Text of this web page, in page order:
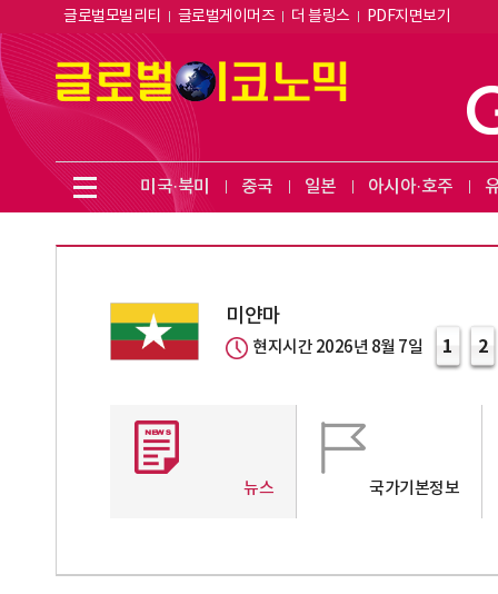
글로벌모빌리티 글로벌게이머즈 더 블링스 PDF지면보기
미국·북미 중국 일본 아시아·호주
미얀마
현지시간 2026년 8월 7일 1 2
뉴스 국가기본정보